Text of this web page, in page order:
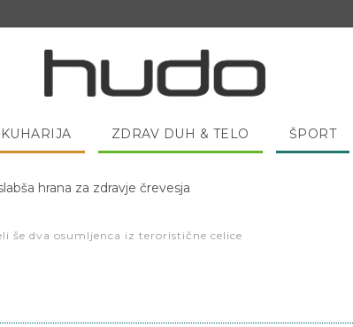
KUHARIJA ZDRAV DUH & TELO ŠPORT
hrana za zdravje črevesja
še dva osumljenca iz teroristične celice